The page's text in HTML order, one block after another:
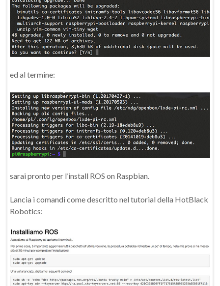
ed al termine:
sarai pronto per l’install ROS on Raspbian.
Lancia i comandi come descritto nel tutorial della HotBlack
Robotics: